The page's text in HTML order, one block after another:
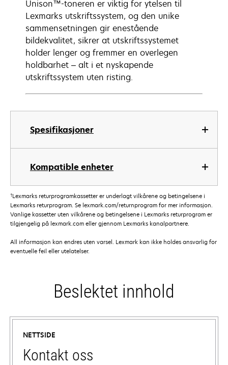
Spesifikasjoner
Kompatible enheter
Unison™-toneren er viktig for ytelsen til
Lexmarks utskriftssystem, og den unike
sammensetningen gir enestående
bildekvalitet, sikrer at utskriftssystemet
holder lenger og fremmer en overlegen
holdbarhet – alt i et nyskapende
utskriftssystem uten risting.
†Lexmarks returprogramkassetter er underlagt vilkårene og betingelsene i
Lexmarks returprogram. Se lexmark.com/returnprogram for mer informasjon.
Vanlige kassetter uten vilkårene og betingelsene i Lexmarks returprogram er
tilgjengelig på lexmark.com eller gjennom Lexmarks kanalpartnere.
All informasjon kan endres uten varsel. Lexmark kan ikke holdes ansvarlig for
eventuelle feil eller utelatelser.
Beslektet innhold
NETTSIDE
Kontakt oss